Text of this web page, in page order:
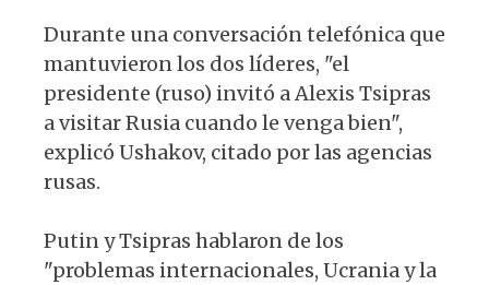
Durante una conversación telefónica que
mantuvieron los dos líderes, "el
presidente (ruso) invitó a Alexis Tsipras
a visitar Rusia cuando le venga bien",
explicó Ushakov, citado por las agencias
rusas.
Putin y Tsipras hablaron de los
"problemas internacionales, Ucrania y la